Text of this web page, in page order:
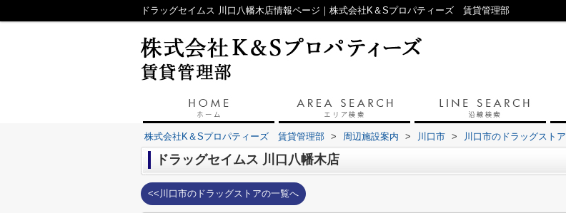
ドラッグセイムス 川口八幡木店情報ページ｜株式会社K＆Sプロパティーズ 賃貸管理部
株式会社K＆Sプロパティーズ 賃貸管理部 > 周辺施設案内 > 川口市 > 川口市のドラッグストア
ドラッグセイムス 川口八幡木店
<<川口市のドラッグストアの一覧へ